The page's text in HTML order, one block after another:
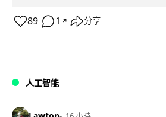
89 1 ↗ 分享
人工智能